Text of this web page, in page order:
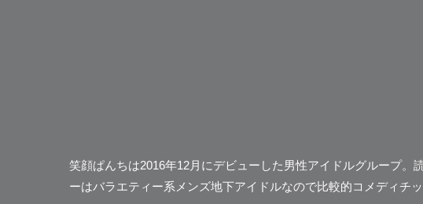
笑顔ぱんちは2016年12月にデビューした男性アイドルグループ
ーはバラエティー系メンズ地下アイドルなので比較的コメディチッ